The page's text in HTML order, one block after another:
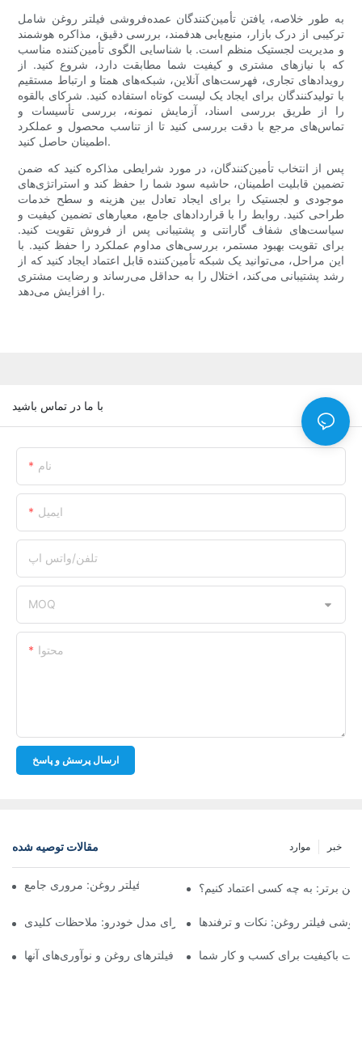
به طور خلاصه، یافتن تأمین‌کنندگان عمده‌فروشی فیلتر روغن شامل
ترکیبی از درک بازار، منبع‌یابی هدفمند، بررسی دقیق، مذاکره هوشمند
و مدیریت لجستیک منظم است. با شناسایی الگوی تأمین‌کننده مناسب
که با نیازهای مشتری و کیفیت شما مطابقت دارد، شروع کنید. از
رویدادهای تجاری، فهرست‌های آنلاین، شبکه‌های همتا و ارتباط مستقیم
با تولیدکنندگان برای ایجاد یک لیست کوتاه استفاده کنید. شرکای بالقوه
را از طریق بررسی اسناد، آزمایش نمونه، بررسی تأسیسات و
تماس‌های مرجع با دقت بررسی کنید تا از تناسب محصول و عملکرد
اطمینان حاصل کنید.
پس از انتخاب تأمین‌کنندگان، در مورد شرایطی مذاکره کنید که ضمن
تضمین قابلیت اطمینان، حاشیه سود شما را حفظ کند و استراتژی‌های
موجودی و لجستیک را برای ایجاد تعادل بین هزینه و سطح خدمات
طراحی کنید. روابط را با قراردادهای جامع، معیارهای تضمین کیفیت و
سیاست‌های شفاف گارانتی و پشتیبانی پس از فروش تقویت کنید.
برای تقویت بهبود مستمر، بررسی‌های مداوم عملکرد را حفظ کنید. با
این مراحل، می‌توانید یک شبکه تأمین‌کننده قابل اعتماد ایجاد کنید که از
رشد پشتیبانی می‌کند، اختلال را به حداقل می‌رساند و رضایت مشتری
را افزایش می‌دهد.
با ما در تماس باشید
نام
ایمیل
تلفن/واتس اپ
MOQ
محتوا
ارسال پرسش و پاسخ
مقالات توصیه شده خبر موارد
شرکت‌های برتر تولیدکننده فیلتر روغن: مروری جامعبرتر: به چه کسی اعتماد کنیم؟
انتخاب فیلتر روغن مناسب برای مدل خودرو: ملاحظات کلیدی
فیلتر روغن: نکات و ترفندها
نگاهی به تولیدکنندگان پیشرو فیلترهای روغن و نوآوری‌های آنها
باکیفیت برای کسب و کار شما